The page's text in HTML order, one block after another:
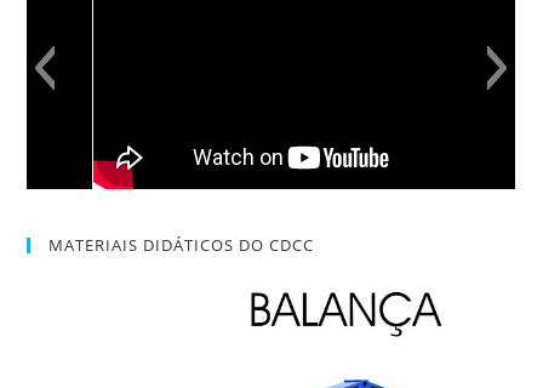
MATERIAIS DIDÁTICOS DO CDCC